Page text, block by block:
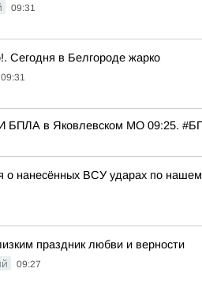
09:31
Сегодня в Белгороде жарко
09:31
в Яковлевском МО 09:25.
нанесённых ВСУ ударах по
праздник любви и верности
09:27